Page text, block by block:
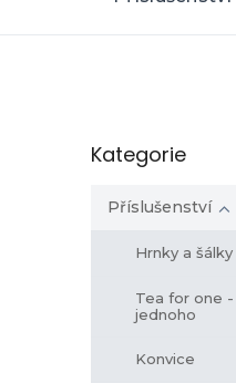
o
Přeskočit
kategorie
Kategorie
Příslušenství
Hrnky a šálky
Tea for one
jednoho
Konvice